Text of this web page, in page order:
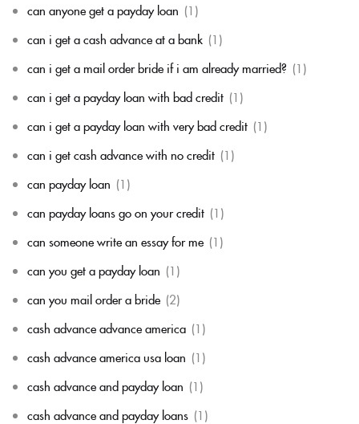
can anyone get a payday loan (1)
can i get a cash advance at a bank (1)
can i get a mail order bride if i am already married? (1)
can i get a payday loan with bad credit (1)
can i get a payday loan with very bad credit (1)
can i get cash advance with no credit (1)
can payday loan (1)
can payday loans go on your credit (1)
can someone write an essay for me (1)
can you get a payday loan (1)
can you mail order a bride (2)
cash advance advance america (1)
cash advance america usa loan (1)
cash advance and payday loan (1)
cash advance and payday loans (1)